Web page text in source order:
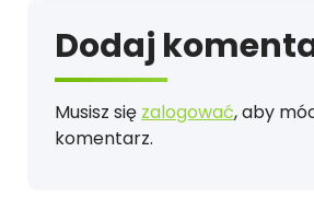
Dodaj
Musisz się zalogować, aby
komentarz.